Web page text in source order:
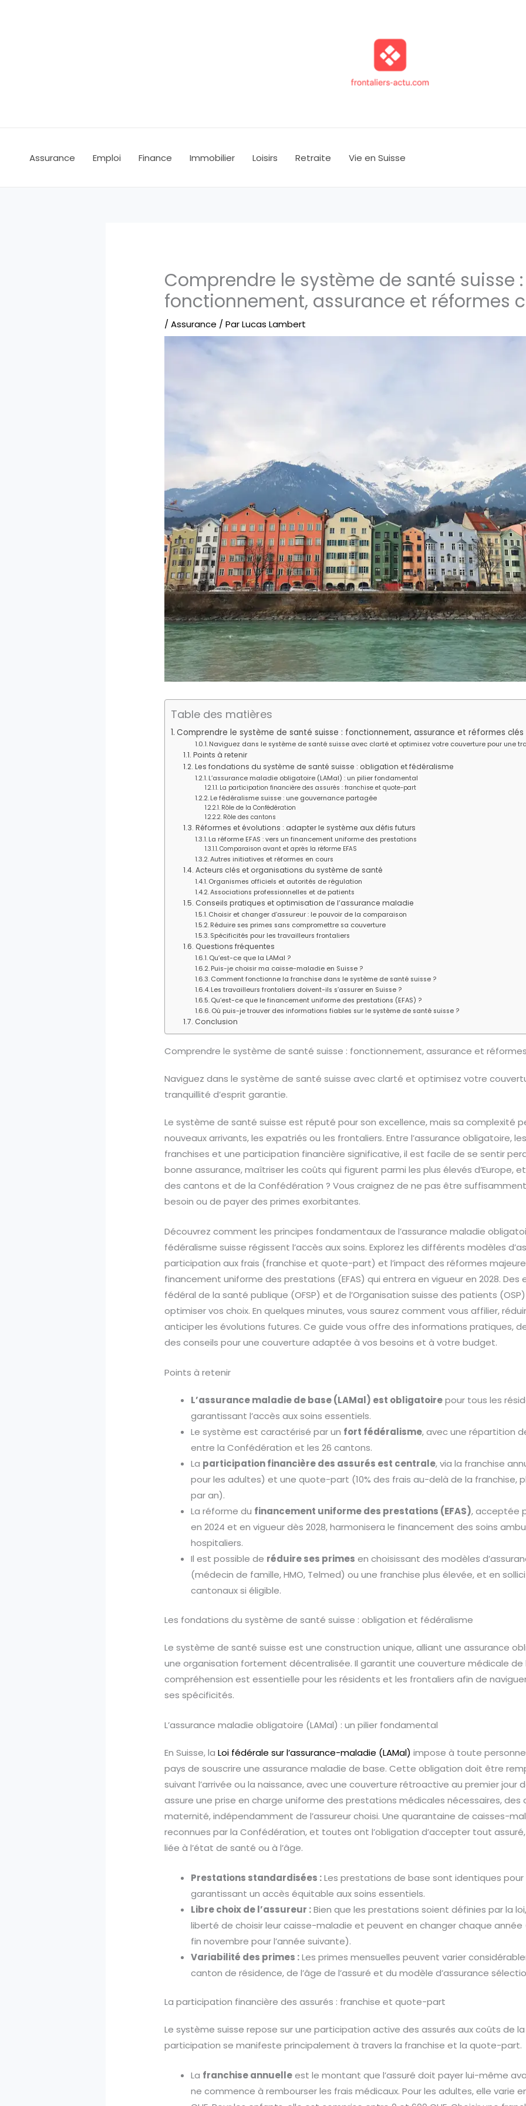
Assurance Emploi Finance Immobilier Loisirs Retraite Vie en Suisse
Comprendre le système de santé suisse :
fonctionnement, assurance et réformes
/Assurance / ParLucas Lambert
Table des matières
Comprendre le système de santé suisse : fonctionnement, assurance et réformes clés
Naviguez dans le système de santé suisse avec clarté et optimisez votre couverture pour une
Points à retenir
Les fondations du système de santé suisse : obligation et fédéralisme
L’assurance maladie obligatoire (LAMal) : un pilier fondamental
La participation financière des assurés : franchise et quote-part
Le fédéralisme suisse : une gouvernance partagée
Rôle de la Confédération
Rôle des cantons
Réformes et évolutions : adapter le système aux défis futurs
La réforme EFAS : vers un financement uniforme des prestations
Comparaison avant et après la réforme EFAS
Autres initiatives et réformes en cours
Acteurs clés et organisations du système de santé
Organismes officiels et autorités de régulation
Associations professionnelles et de patients
Conseils pratiques et optimisation de l’assurance maladie
Choisir et changer d’assureur : le pouvoir de la comparaison
Réduire ses primes sans compromettre sa couverture
Spécificités pour les travailleurs frontaliers
Questions fréquentes
Qu’est-ce que la LAMal ?
Puis-je choisir ma caisse-maladie en Suisse ?
Comment fonctionne la franchise dans le système de santé suisse ?
Les travailleurs frontaliers doivent-ils s’assurer en Suisse ?
Qu’est-ce que le financement uniforme des prestations (EFAS) ?
Où puis-je trouver des informations fiables sur le système de santé suisse ?
Conclusion
Comprendre le système de santé suisse : fonctionnement, assurance et
Naviguez dans le système de santé suisse avec clarté et optimisez votre
tranquillité d’esprit garantie.
Le système de santé suisse est réputé pour son excellence, mais sa complexité
nouveaux arrivants, les expatriés ou les frontaliers. Entre l’assurance obligatoire,
franchises et une participation financière significative, il est facile de se sentir
bonne assurance, maîtriser les coûts qui figurent parmi les plus élevés d’Europe,
des cantons et de la Confédération ? Vous craignez de ne pas être
besoin ou de payer des primes exorbitantes.
Découvrez comment les principes fondamentaux de l’assurance maladie
fédéralisme suisse régissent l’accès aux soins. Explorez les différents modèles
participation aux frais (franchise et quote-part) et l’impact des réformes
financement uniforme des prestations (EFAS) qui entrera en vigueur en 2028. Des
fédéral de la santé publique (OFSP) et de l’Organisation suisse des patients
optimiser vos choix. En quelques minutes, vous saurez comment vous affilier,
anticiper les évolutions futures. Ce guide vous offre des informations pratiques,
des conseils pour une couverture adaptée à vos besoins et à votre budget.
Points à retenir
L’assurance maladie de base (LAMal) est obligatoirepour tous les
garantissant l’accès aux soins essentiels.
Le système est caractérisé par un fort fédéralisme, avec une répartition
entre la Confédération et les 26 cantons.
La participation financière des assurés est centrale, via la franchise
pour les adultes) et une quote-part (10% des frais au-delà de la franchise,
par an).
La réforme du financement uniforme des prestations (EFAS), acceptée
en 2024 et en vigueur dès 2028, harmonisera le financement des soins
hospitaliers.
Il est possible de réduire ses primes en choisissant des modèles
(médecin de famille, HMO, Telmed) ou une franchise plus élevée, et en
cantonaux si éligible.
Les fondations du système de santé suisse : obligation et fédéralisme
Le système de santé suisse est une construction unique, alliant une assurance
une organisation fortement décentralisée. Il garantit une couverture médicale
compréhension est essentielle pour les résidents et les frontaliers afin de
ses spécificités.
L’assurance maladie obligatoire (LAMal) : un pilier fondamental
En Suisse, laLoi fédérale sur l’assurance-maladie (LAMal) impose à toute
pays de souscrire une assurance maladie de base. Cette obligation doit être
suivant l’arrivée ou la naissance, avec une couverture rétroactive au premier jour
assure une prise en charge uniforme des prestations médicales nécessaires,
maternité, indépendamment de l’assureur choisi. Une quarantaine de caisses-
reconnues par la Confédération, et toutes ont l’obligation d’accepter tout
liée à l’état de santé ou à l’âge.
Prestations standardisées :Les prestations de base sont identiques
garantissant un accès équitable aux soins essentiels.
Libre choix de l’assureur :Bien que les prestations soient définies par la
liberté de choisir leur caisse-maladie et peuvent en changer chaque
fin novembre pour l’année suivante).
Variabilité des primes :Les primes mensuelles peuvent varier
canton de résidence, de l’âge de l’assuré et du modèle d’assurance
La participation financière des assurés : franchise et quote-part
Le système suisse repose sur une participation active des assurés aux coûts de
participation se manifeste principalement à travers la franchise et la quote-part.
La franchise annuelleest le montant que l’assuré doit payer lui-même
ne commence à rembourser les frais médicaux. Pour les adultes, elle varie